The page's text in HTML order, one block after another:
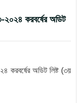
২০২৪ করবর্ষের অডিট
করবর্ষের অডিট লিষ্ট (৩য়